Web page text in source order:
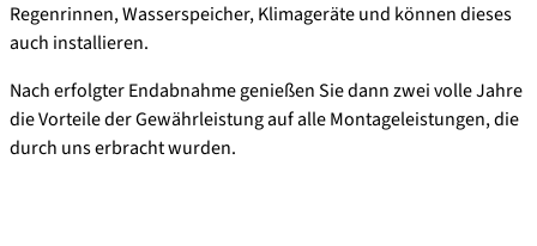
Regenrinnen, Wasserspeicher, Klimageräte und können dieses
auch installieren.
Nach erfolgter Endabnahme genießen Sie dann zwei volle Jahre
die Vorteile der Gewährleistung auf alle Montageleistungen, die
durch uns erbracht wurden.